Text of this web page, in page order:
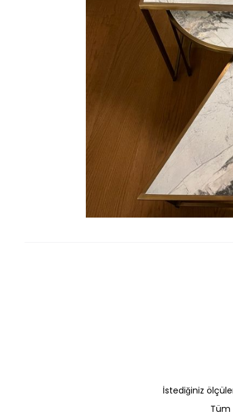
İstediğiniz
Tüm